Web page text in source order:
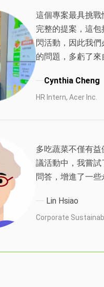
這個專案最具挑
完整的提案，這
閃活動，因此我
的問題，多虧了來
Cynthia Cheng
HR Intern, Acer Inc.
多吃蔬菜不僅有
議活動中，我嘗
問答，增進了一些
Lin Hsiao
Corporate